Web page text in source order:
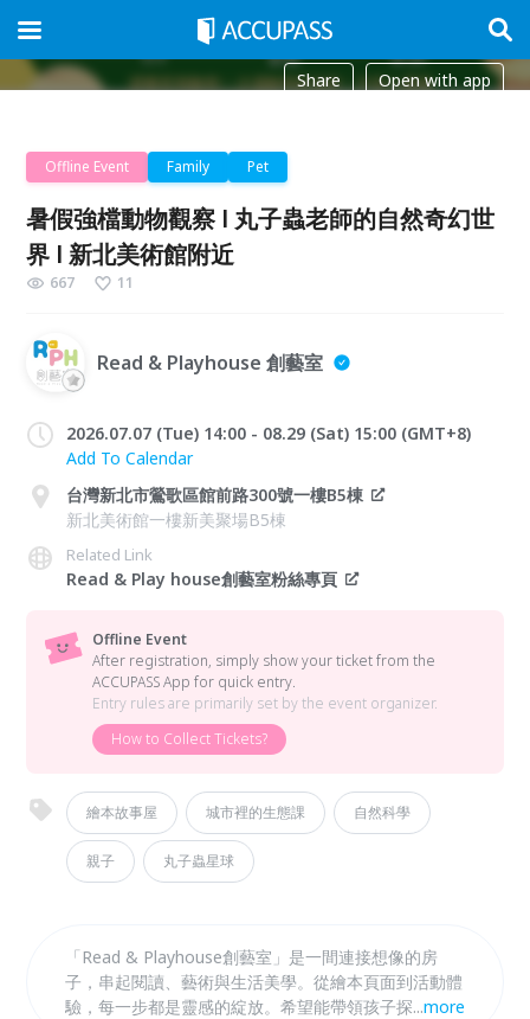
Share Open with app
Offline Event Family Pet
暑假強檔動物觀察 l 丸子蟲老師的自然奇幻世
界 l 新北美術館附近
667 11
Read & Playhouse 創藝室
2026.07.07 (Tue) 14:00 - 08.29 (Sat) 15:00 (GMT+8)
Add To Calendar
台灣新北市鶯歌區館前路300號一樓B5棟
新北美術館一樓新美聚場B5棟
Related Link
Read & Play house創藝室粉絲專頁
Offline Event
After registration, simply show your ticket from the
ACCUPASS App for quick entry.
Entry rules are primarily set by the event organizer.
How to Collect Tickets?
繪本故事屋 城市裡的生態課 自然科學
親子 丸子蟲星球
「Read & Playhouse創藝室」是一間連接想像的房
子，串起閱讀、藝術與生活美學。從繪本頁面到活動體
驗，每一步都是靈感的綻放。希望能帶領孩子探索、思
...more